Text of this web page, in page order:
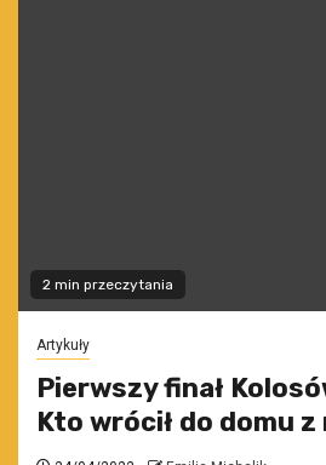
2 min przeczytania
Artykuły
Pierwszy finał
Kto wrócił do domu